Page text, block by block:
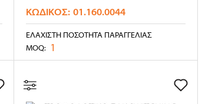
ΚΩΔΙΚΌΣ: 01.160.0044
ΕΛΆΧΙΣΤΗ ΠΟΣΌΤΗΤΑ ΠΑΡΑΓΓΕΛΊΑΣ
MOQ: 1